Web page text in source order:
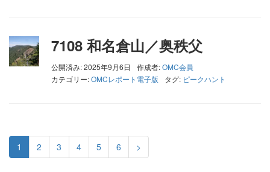
7108 和名倉山／奥秩父
公開済み: 2025年9月6日 作成者:OMC会員
カテゴリー:OMCレポート電子版 タグ: ピークハント
1 2 3 4 5 6 >